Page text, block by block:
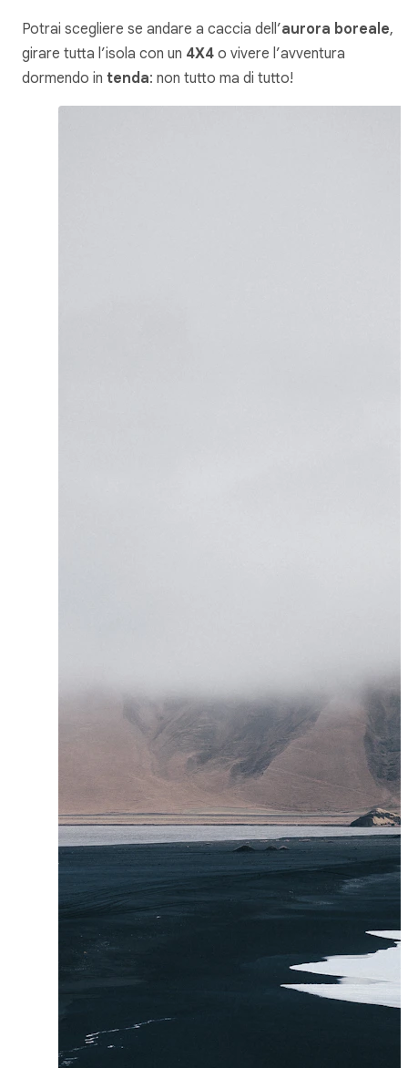
Potrai scegliere se andare a caccia dell’aurora boreale,
girare tutta l’isola con un 4X4 o vivere l’avventura
dormendo in tenda: non tutto ma di tutto!